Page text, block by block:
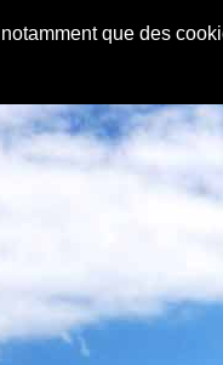
que des